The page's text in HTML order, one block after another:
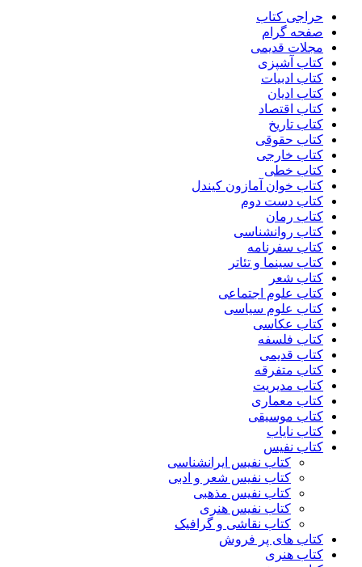
حراجی کتاب
صفحه گرام
مجلات قدیمی
کتاب آشپزی
کتاب ادبیات
کتاب ادیان
کتاب اقتصاد
کتاب تاریخ
کتاب حقوقی
کتاب خارجی
کتاب خطی
کتاب خوان آمازون کیندل
کتاب دست دوم
کتاب رمان
کتاب روانشناسی
کتاب سفرنامه
کتاب سینما و تئاتر
کتاب شعر
کتاب علوم اجتماعی
کتاب علوم سیاسی
کتاب عکاسی
کتاب فلسفه
کتاب قدیمی
کتاب متفرقه
کتاب مدیریت
کتاب معماری
کتاب موسیقی
کتاب نایاب
کتاب نفیس
کتاب نفیس ایرانشناسی
کتاب نفیس شعر و ادبی
کتاب نفیس مذهبی
کتاب نفیس هنری
کتاب نقاشی و گرافیک
کتاب های پر فروش
کتاب هنری